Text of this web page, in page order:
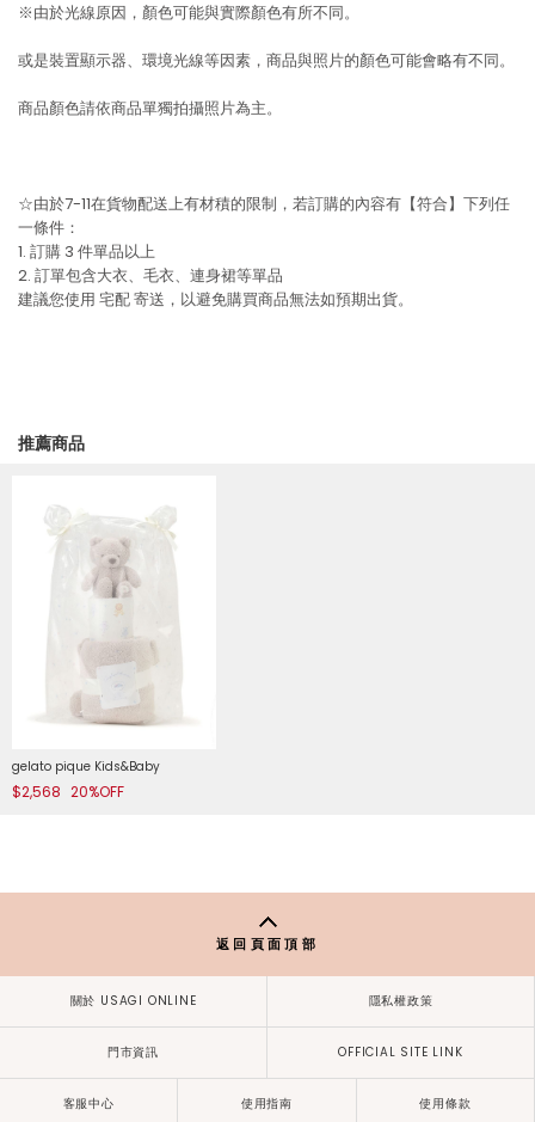
※由於光線原因，顏色可能與實際顏色有所不同。
或是裝置顯示器、環境光線等因素，商品與照片的顏色可能會略有不同。
商品顏色請依商品單獨拍攝照片為主。
☆由於7-11在貨物配送上有材積的限制，若訂購的內容有【符合】下列任
一條件：
1. 訂購 3 件單品以上
2. 訂單包含大衣、毛衣、連身裙等單品
建議您使用 宅配寄送，以避免購買商品無法如預期出貨。
推薦商品
gelato pique Kids&Baby
$2,568 20%OFF
返回頁面頂部
關於 USAGI ONLINE 隱私權政策
門市資訊 OFFICIAL SITE LINK
客服中心 使用指南 使用條款